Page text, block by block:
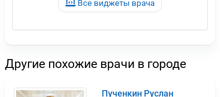
Все виджеты врача
Другие похожие врачи в городе
Пученкин Руслан